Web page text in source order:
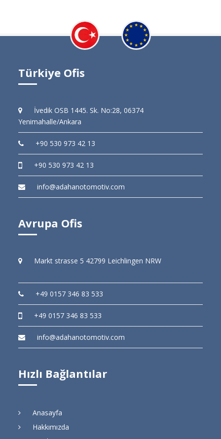
Türkiye Ofis
İvedik OSB 1445. Sk. No:28, 06374
Yenimahalle/Ankara
+90 530 973 42 13
+90 530 973 42 13
info@adahanotomotiv.com
Avrupa Ofis
Markt strasse 5 42799 Leichlingen NRW
+49 0157 346 83 533
+49 0157 346 83 533
info@adahanotomotiv.com
Hızlı Bağlantılar
Anasayfa
Hakkımızda